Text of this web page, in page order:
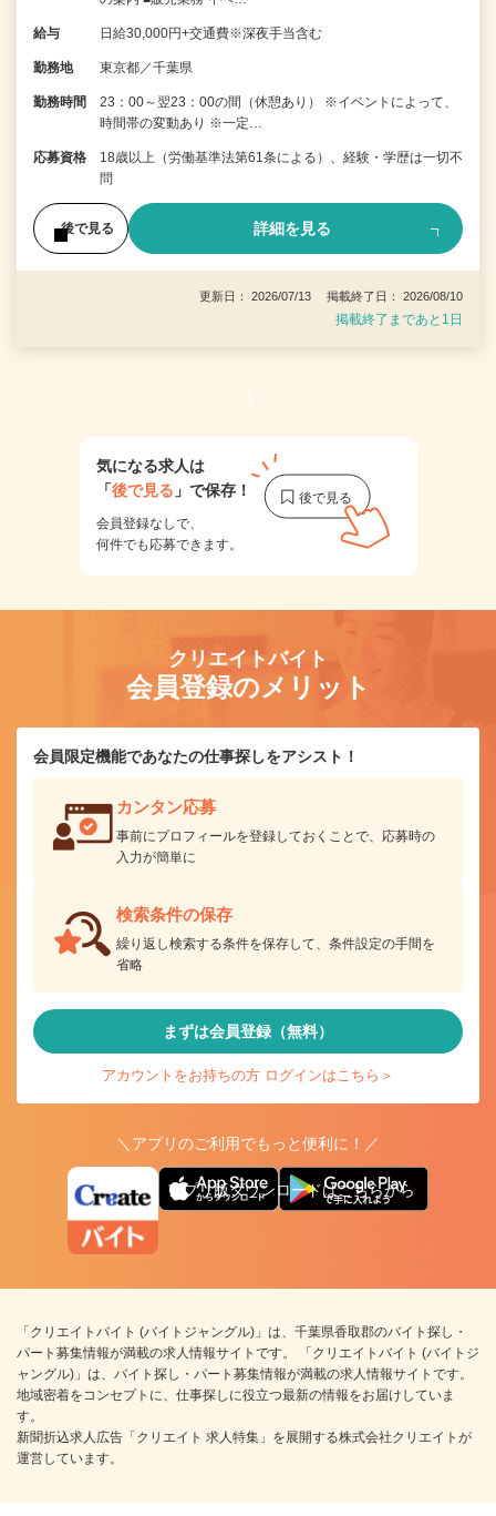
給与 日給30,000円+交通費※深夜手当含む
勤務地 東京都／千葉県
勤務時間
23：00～翌23：00の間（休憩あり） ※イベントによって、
時間帯の変動あり ※一定…
応募資格
18歳以上（労働基準法第61条による）、経験・学歴は一切不
問
後で見る 詳細を見る
更新日： 2026/07/13 掲載終了日： 2026/08/10
掲載終了まであと1日
1
気になる求人は
「後で見る 」で保存！
会員登録なしで、
何件でも応募できます。
クリエイトバイト
会員登録のメリット
会員限定機能であなたの仕事探しをアシスト！
カンタン応募
事前にプロフィールを登録しておくことで、応募時の
入力が簡単に
検索条件の保存
繰り返し検索する条件を保存して、条件設定の手間を
省略
まずは会員登録（無料）
アカウントをお持ちの方 ログインはこちら＞
＼アプリのご利用でもっと便利に！／
アプリ版ダウンロードはこちらから
「クリエイトバイト (バイトジャングル)」は、千葉県香取郡のバイト探し・
パート募集情報が満載の求人情報サイトです。 「クリエイトバイト (バイトジ
ャングル)」は、バイト探し・パート募集情報が満載の求人情報サイトです。
地域密着をコンセプトに、仕事探しに役立つ最新の情報をお届けしていま
す。
新聞折込求人広告「クリエイト 求人特集」を展開する株式会社クリエイトが
運営しています。